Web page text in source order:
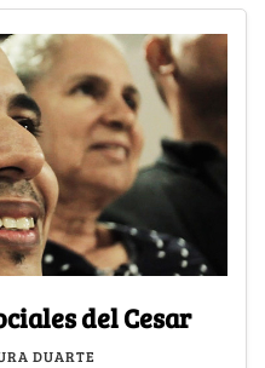
del Cesar
DUARTE